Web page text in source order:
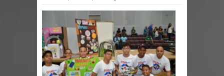
provincias
ESCUELAS RADIOFONICAS SANTA
MARIA INFORMA QUE YA ESTAN